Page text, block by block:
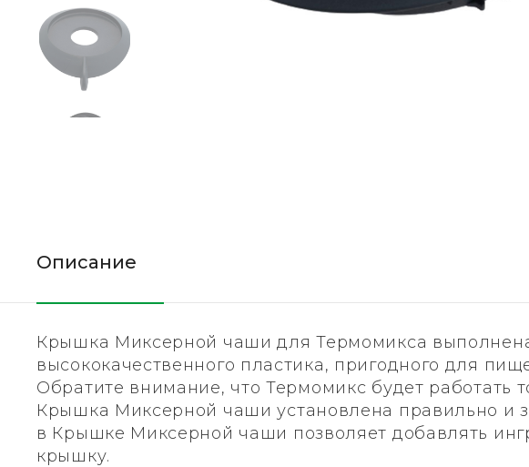
Описание
Крышка Миксерной чаши для Термомикса
высококачественного пластика, пригодного для
Обратите внимание, что Термомикс будет работать
Крышка Миксерной чаши установлена правильно и
в Крышке Миксерной чаши позволяет добавлять
крышку.